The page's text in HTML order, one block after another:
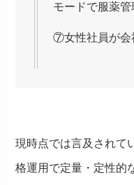
モードで服薬
⑦女性社員が会
現時点では言及されて
格運用で定量・定性的